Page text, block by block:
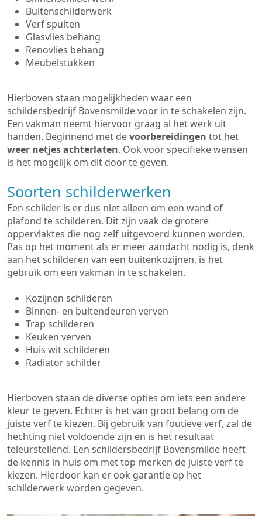
Buitenschilderwerk
Verf spuiten
Glasvlies behang
Renovlies behang
Meubelstukken
Hierboven staan mogelijkheden waar een
schildersbedrijf Bovensmilde voor in te schakelen zijn.
Een vakman neemt hiervoor graag al het werk uit
handen. Beginnend met devoorbereidingen tot het
weer netjes achterlaten. Ook voor specifieke wensen
is het mogelijk om dit door te geven.
Soorten schilderwerken
Een schilder is er dus niet alleen om een wand of
plafond te schilderen. Dit zijn vaak de grotere
oppervlaktes die nog zelf uitgevoerd kunnen worden.
Pas op het moment als er meer aandacht nodig is, denk
aan het schilderen van een buitenkozijnen, is het
gebruik om een vakman in te schakelen.
Kozijnen schilderen
Binnen- en buitendeuren verven
Trap schilderen
Keuken verven
Huis wit schilderen
Radiator schilder
Hierboven staan de diverse opties om iets een andere
kleur te geven. Echter is het van groot belang om de
juiste verf te kiezen. Bij gebruik van foutieve verf, zal de
hechting niet voldoende zijn en is het resultaat
teleurstellend. Een schildersbedrijf Bovensmilde heeft
de kennis in huis om met top merken de juiste verf te
kiezen. Hierdoor kan er ook garantie op het
schilderwerk worden gegeven.